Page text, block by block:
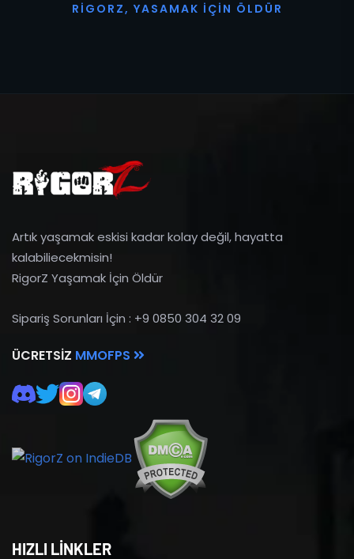
R I G O R Z, YASAMAK İ ÇI N Ö L D Ü R
Artık yaşamak eskisi kadar kolay değil, hayatta
kalabiliecekmisin!
RigorZ Yaşamak İçin Öldür
Sipariş Sorunları İçin : +9 0850 304 32 09
ÜCRETSIZ MMOFPS
HIZLI LİNKLER